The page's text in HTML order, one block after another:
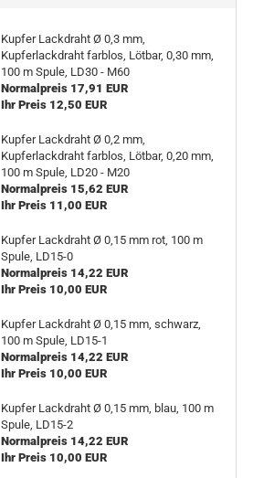
Kupfer Lackdraht Ø 0,3 mm,
Kupferlackdraht farblos, Lötbar, 0,30 mm,
100 m Spule, LD30 - M60
Normalpreis 17,91 EUR
Ihr Preis 12,50 EUR
Kupfer Lackdraht Ø 0,2 mm,
Kupferlackdraht farblos, Lötbar, 0,20 mm,
100 m Spule, LD20 - M20
Normalpreis 15,62 EUR
Ihr Preis 11,00 EUR
Kupfer Lackdraht Ø 0,15 mm rot, 100 m
Spule, LD15-0
Normalpreis 14,22 EUR
Ihr Preis 10,00 EUR
Kupfer Lackdraht Ø 0,15 mm, schwarz,
100 m Spule, LD15-1
Normalpreis 14,22 EUR
Ihr Preis 10,00 EUR
Kupfer Lackdraht Ø 0,15 mm, blau, 100 m
Spule, LD15-2
Normalpreis 14,22 EUR
Ihr Preis 10,00 EUR